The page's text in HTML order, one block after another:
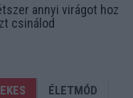
annyi virágot hoz
csinálod
ÉLETMÓD